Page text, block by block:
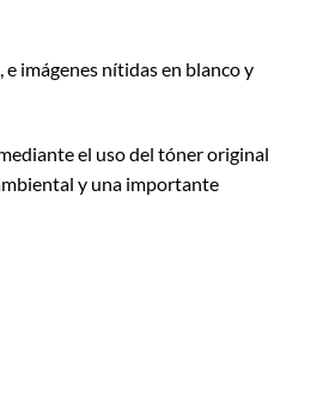
imágenes nítidas en blanco y
el uso del tóner original
y una importante